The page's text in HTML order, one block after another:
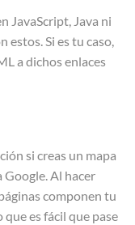
JavaScript, Java ni
estos. Si es tu caso,
a dichos enlaces
si creas un mapa
Al hacer
componen tu
es fácil que pase